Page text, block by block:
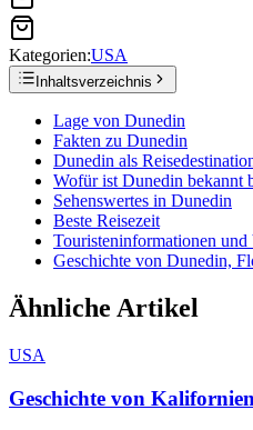
Kategorien:USA
Inhaltsverzeichnis
Lage von Dunedin
Fakten zu Dunedin
Dunedin als
Wofür ist Dunedin bekannt
Sehenswertes in Dunedin
Beste Reisezeit
Touristeninformationen
Geschichte von Dunedin,
Ähnliche Artikel
USA
Geschichte von Kalifornien